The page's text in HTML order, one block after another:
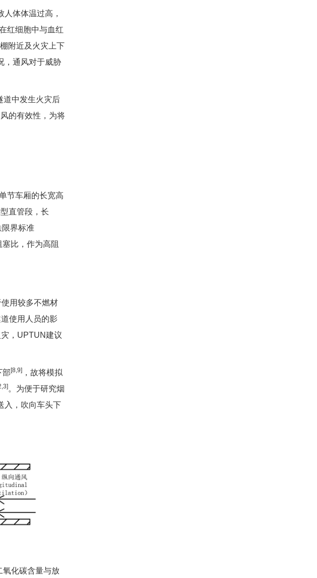
体体温过高，
红细胞中与血红
附近及火灾上下
，通风对于威胁
中发生火灾后
的有效性，为将
节车厢的长宽高
直管段，长
限界标准
比，作为高阻
用较多不燃材
使用人员的影
，UPTUN建议
部 [8,9] ，故将模拟
。为便于研究烟
入，吹向车头下
氧化碳含量与放